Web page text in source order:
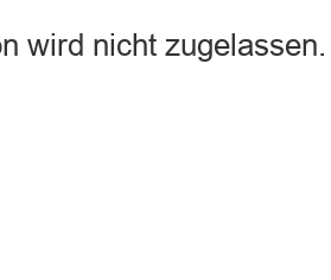
wird nicht zugelassen.